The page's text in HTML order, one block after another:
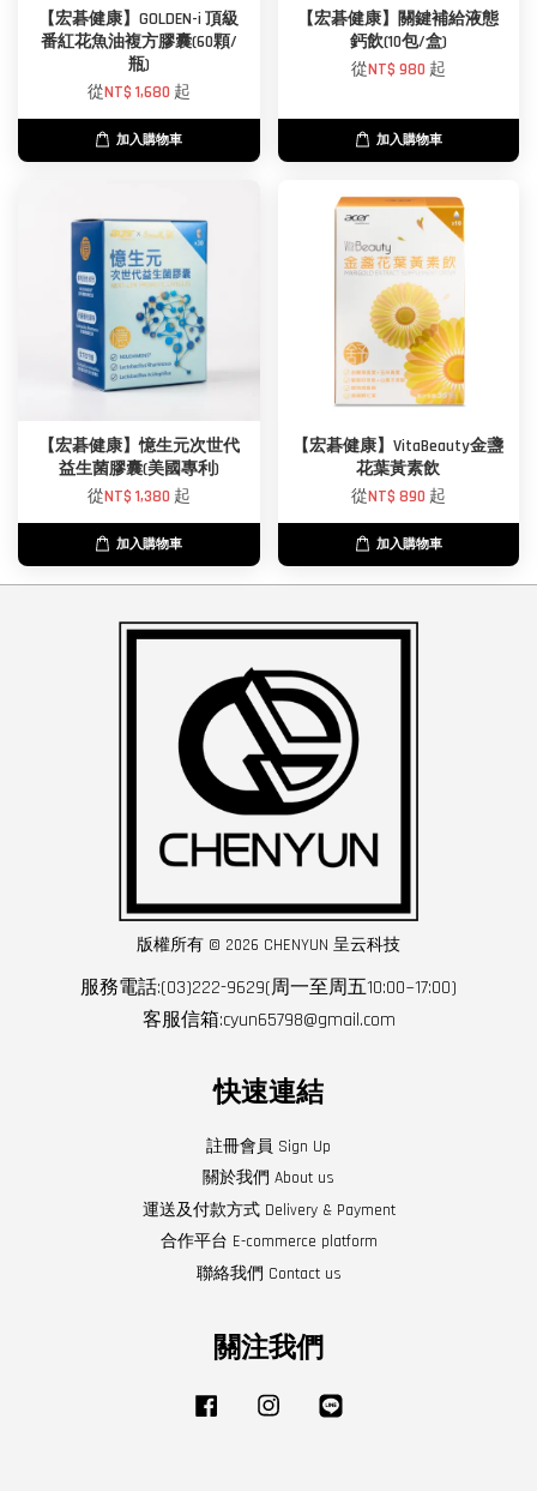
【宏碁健康】GOLDEN-i 頂級
番紅花魚油複方膠囊(60顆/
瓶)
從NT$ 1,680 起
加入購物車
【宏碁健康】關鍵補給液態
鈣飲(10包/盒)
從NT$ 980 起
加入購物車
【宏碁健康】憶生元次世代
益生菌膠囊(美國專利)
從NT$ 1,380 起
加入購物車
【宏碁健康】VitaBeauty金盞
花葉黃素飲
從NT$ 890 起
加入購物車
版權所有 © 2026 CHENYUN 呈云科技
服務電話:(03)222-9629(周一至周五10:00~17:00)
客服信箱:cyun65798@gmail.com
快速連結
註冊會員 Sign Up
關於我們 About us
運送及付款方式 Delivery & Payment
合作平台 E-commerce platform
聯絡我們 Contact us
關注我們
Facebook Instagram